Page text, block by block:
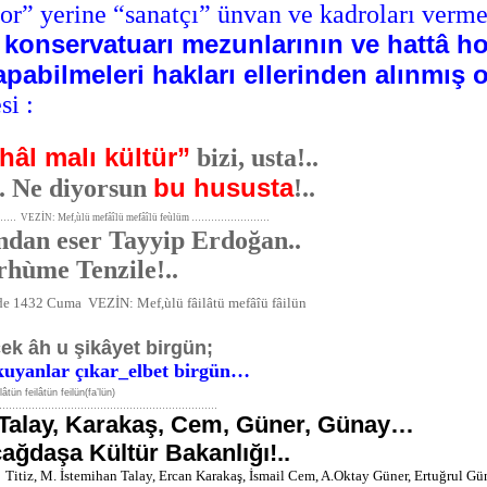
yerine “sanatçı” ünvan ve kadroları
mezunlarının ve hattâ
hakları ellerinden alınmış
:
malı kültür” bizi, usta!..
diyorsun bu hususta!..
VEZİN: Mef,ùlü mefâîlü mefâîlü feùlüm ……………………
eser Tayyip Erdoğan..
Tenzile!..
1432 Cuma VEZİN: Mef,ùlü fâilâtü mefâîü fâilün
âh u şikâyet birgün;
çıkar_elbet birgün…
feilâtün feilün(fa’lün)
Karakaş, Cem, Güner, Günay…
Kültür Bakanlığı!..
Titiz, M. İstemihan Talay, Ercan Karakaş, İsmail Cem, A.Oktay Güner, Ertuğrul